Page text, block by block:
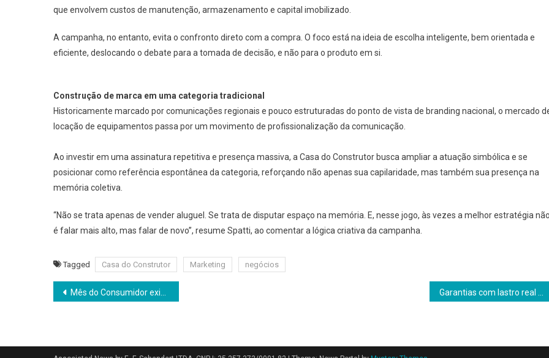
que envolvem custos de manutenção, armazenamento e capital imobilizado.
A campanha, no entanto, evita o confronto direto com a compra. O foco está na ideia de escolha inteligente, bem orientada e
eficiente, deslocando o debate para a tomada de decisão, e não para o produto em si.
Construção de marca em uma categoria tradicional
Historicamente marcado por comunicações regionais e pouco estruturadas do ponto de vista de branding nacional, o mercado
locação de equipamentos passa por um movimento de profissionalização da comunicação.
Ao investir em uma assinatura repetitiva e presença massiva, a Casa do Construtor busca ampliar a atuação simbólica e se
posicionar como referência espontânea da categoria, reforçando não apenas sua capilaridade, mas também sua presença na
memória coletiva.
“Não se trata apenas de vender aluguel. Se trata de disputar espaço na memória. E, nesse jogo, às vezes a melhor estratégia
é falar mais alto, mas falar de novo”, resume Spatti, ao comentar a lógica criativa da campanha.
Tagged Casa do Construtor Marketing negócios
Navegação
Mês do Consumidor exige estratégia para não virar nova fonte de dívidas, alerta especialista